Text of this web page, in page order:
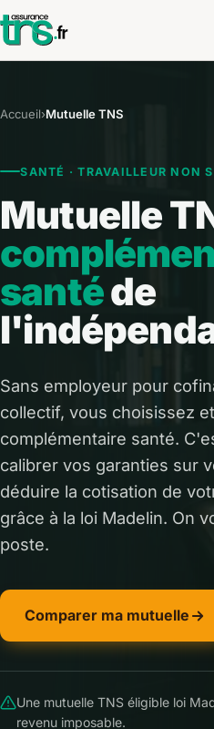
Accueil›Mutuelle TNS
SANTÉ · TRAVAILLEUR NON
Mutuelle
santéde
Sans employeur pour
collectif, vous choisissez
complémentaire santé.
calibrer vos garanties sur
déduire la cotisation de
grâce à la loi Madelin. On
poste.
Comparer ma mutuelle
Une mutuelle TNS éligible loi
revenu imposable.